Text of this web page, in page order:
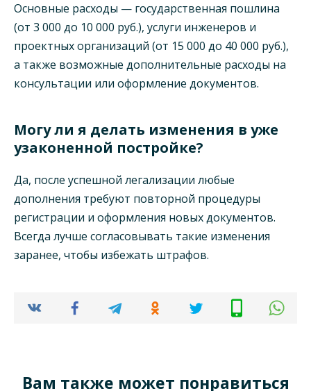
Основные расходы — государственная пошлина
(от 3 000 до 10 000 руб.), услуги инженеров и
проектных организаций (от 15 000 до 40 000 руб.),
а также возможные дополнительные расходы на
консультации или оформление документов.
Могу ли я делать изменения в уже
узаконенной постройке?
Да, после успешной легализации любые
дополнения требуют повторной процедуры
регистрации и оформления новых документов.
Всегда лучше согласовывать такие изменения
заранее, чтобы избежать штрафов.
Вам также может понравиться